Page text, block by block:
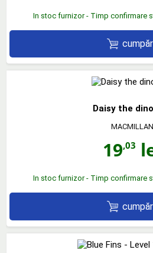
In stoc furnizor - Timp confirmare
Daisy the
MACMILLAN
19,03
In stoc furnizor - Timp confirmare